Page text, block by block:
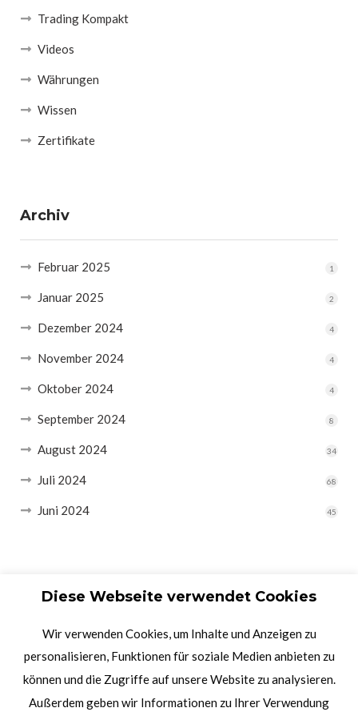
Trading Kompakt
Videos
Währungen
Wissen
Zertifikate
Archiv
Februar 2025 1
Januar 2025 2
Dezember 2024 4
November 2024 4
Oktober 2024 4
September 2024 8
August 2024 34
Juli 2024 68
Juni 2024 45
Diese Webseite verwendet Cookies
Wir verwenden Cookies, um Inhalte und Anzeigen zu
personalisieren, Funktionen für soziale Medien anbieten zu
können und die Zugriffe auf unsere Website zu analysieren.
Außerdem geben wir Informationen zu Ihrer Verwendung